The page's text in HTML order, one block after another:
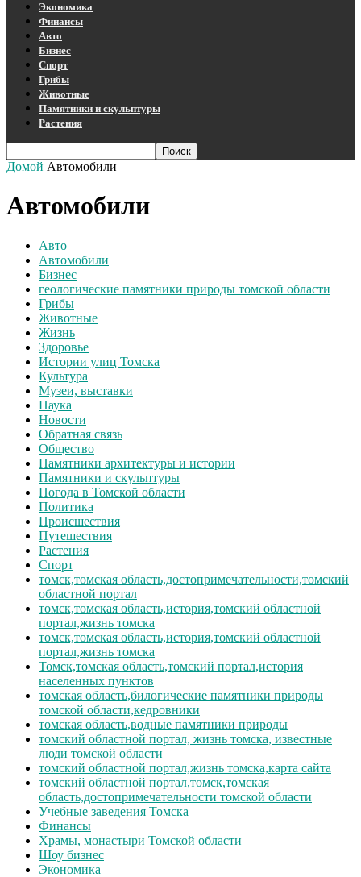
Экономика
Финансы
Авто
Бизнес
Спорт
Грибы
Животные
Памятники и скульптуры
Растения
Домой Автомобили
Автомобили
Авто
Автомобили
Бизнес
геологические памятники природы томской области
Грибы
Животные
Жизнь
Здоровье
Истории улиц Томска
Культура
Музеи, выставки
Наука
Новости
Обратная связь
Общество
Памятники архитектуры и истории
Памятники и скульптуры
Погода в Томской области
Политика
Происшествия
Путешествия
Растения
Спорт
томск,томская область,достопримечательности,томский
областной портал
томск,томская область,история,томский областной
портал,жизнь томска
томск,томская область,история,томский областной
портал,жизнь томска
Томск,томская область,томский портал,история
населенных пунктов
томская область,билогические памятники природы
томской области,кедровники
томская область,водные памятники природы
томский областной портал, жизнь томска, известные
люди томской области
томский областной портал,жизнь томска,карта сайта
томский областной портал,томск,томская
область,достопримечательности томской области
Учебные заведения Томска
Финансы
Храмы, монастыри Томской области
Шоу бизнес
Экономика